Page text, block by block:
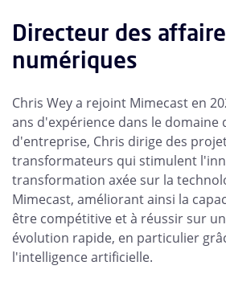
Directeur des
numériques
Chris Wey a rejoint Mimecast en
ans d'expérience dans le domaine
d'entreprise, Chris dirige des
transformateurs qui stimulent
transformation axée sur la
Mimecast, améliorant ainsi la
être compétitive et à réussir sur
évolution rapide, en particulier
l'intelligence artificielle.